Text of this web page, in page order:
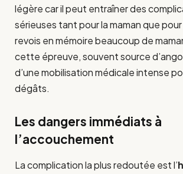
légère car il peut entraîner des
sérieuses tant pour la maman que
revois en mémoire beaucoup de
cette épreuve, souvent source
d’une mobilisation médicale intense
dégâts.
Les dangers immédiats à
l’accouchement
La complication la plus redoutée est l’